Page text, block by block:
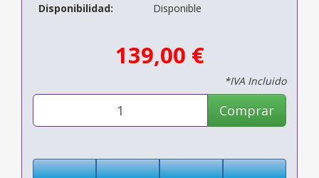
Disponibilidad:
Disponible
139,00 €
*IVA Incluido
Comprar